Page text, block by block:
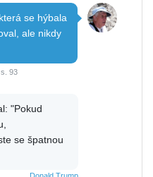
se hýbala
ale nikdy
93
"Pokud
se špatnou